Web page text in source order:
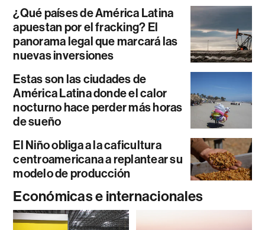
¿Qué países de América Latina
apuestan por el fracking? El
panorama legal que marcará las
nuevas inversiones
Estas son las ciudades de
América Latina donde el calor
nocturno hace perder más horas
de sueño
El Niño obliga a la caficultura
centroamericana a replantear su
modelo de producción
Económicas e internacionales